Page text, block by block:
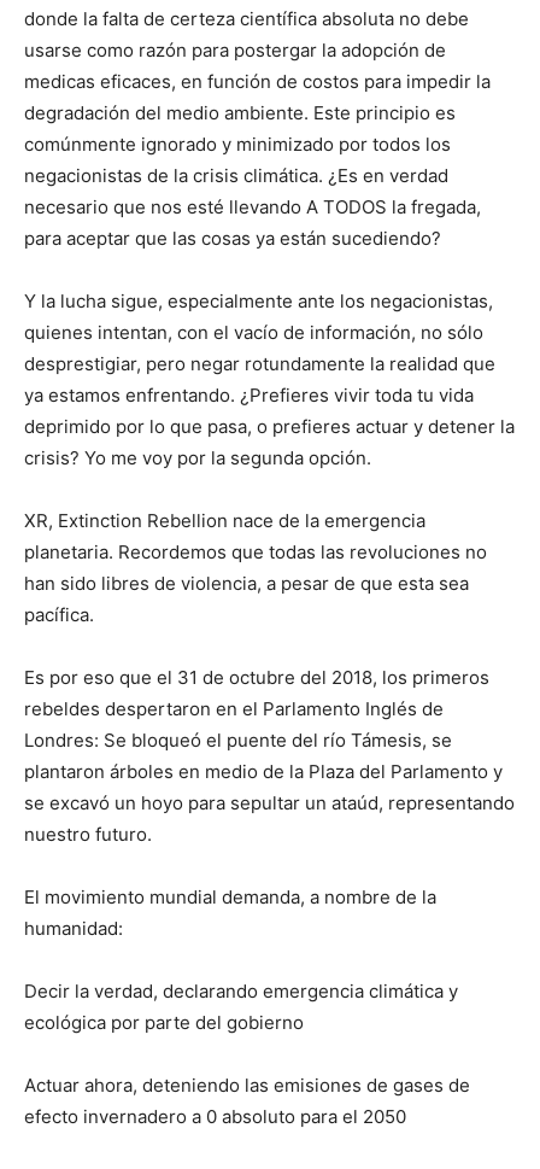
donde la falta de certeza científica absoluta no debe
usarse como razón para postergar la adopción de
medicas eficaces, en función de costos para impedir la
degradación del medio ambiente. Este principio es
comúnmente ignorado y minimizado por todos los
negacionistas de la crisis climática. ¿Es en verdad
necesario que nos esté llevando A TODOS la fregada,
para aceptar que las cosas ya están sucediendo?
Y la lucha sigue, especialmente ante los negacionistas,
quienes intentan, con el vacío de información, no sólo
desprestigiar, pero negar rotundamente la realidad que
ya estamos enfrentando. ¿Prefieres vivir toda tu vida
deprimido por lo que pasa, o prefieres actuar y detener la
crisis? Yo me voy por la segunda opción.
XR, Extinction Rebellion nace de la emergencia
planetaria. Recordemos que todas las revoluciones no
han sido libres de violencia, a pesar de que esta sea
pacífica.
Es por eso que el 31 de octubre del 2018, los primeros
rebeldes despertaron en el Parlamento Inglés de
Londres: Se bloqueó el puente del río Támesis, se
plantaron árboles en medio de la Plaza del Parlamento y
se excavó un hoyo para sepultar un ataúd, representando
nuestro futuro.
El movimiento mundial demanda, a nombre de la
humanidad:
Decir la verdad, declarando emergencia climática y
ecológica por parte del gobierno
Actuar ahora, deteniendo las emisiones de gases de
efecto invernadero a 0 absoluto para el 2050